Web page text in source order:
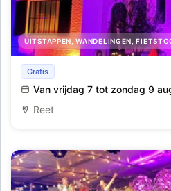
UITSTAPPEN, WANDELINGEN,
Lichtfeeten Reet
Gratis
Van vrijdag 7 tot zondag 9
Reet